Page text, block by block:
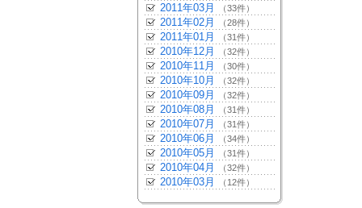
2011年03月 （33件）
2011年02月 （28件）
2011年01月 （31件）
2010年12月 （32件）
2010年11月 （30件）
2010年10月 （32件）
2010年09月 （32件）
2010年08月 （31件）
2010年07月 （31件）
2010年06月 （34件）
2010年05月 （31件）
2010年04月 （32件）
2010年03月 （12件）